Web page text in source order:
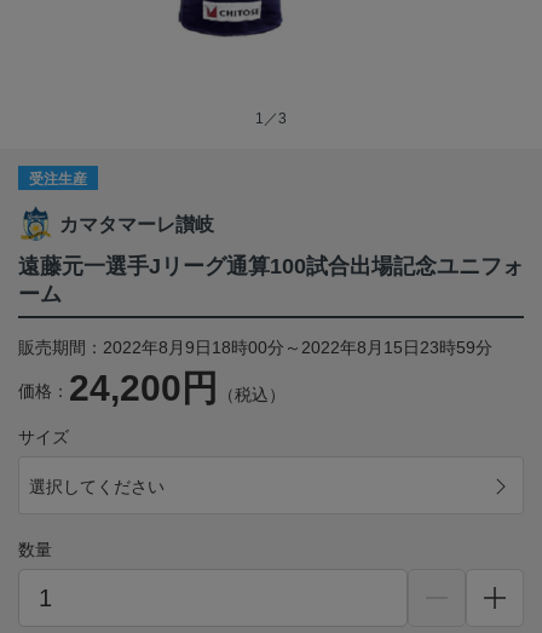
1／3
受注生産
カマタマーレ讃岐
遠藤元一選手Jリーグ通算100試合出場記念ユニフォ
ーム
販売期間：2022年8月9日18時00分～2022年8月15日23時59分
価格： 24,200円 （税込）
サイズ
選択してください
数量